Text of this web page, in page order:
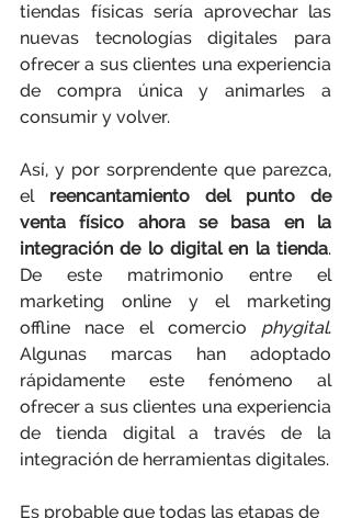
tiendas físicas sería aprovechar las
nuevas tecnologías digitales para
ofrecer a sus clientes una experiencia
de compra única y animarles a
consumir y volver.
Así, y por sorprendente que parezca,
el reencantamiento del punto de
venta físico ahora se basa en la
integración de lo digital en la tienda.
De este matrimonio entre el
marketing online y el marketing
offline nace el comercio phygital.
Algunas marcas han adoptado
rápidamente este fenómeno al
ofrecer a sus clientes una experiencia
de tienda digital a través de la
integración de herramientas digitales.
Es probable que todas las etapas de